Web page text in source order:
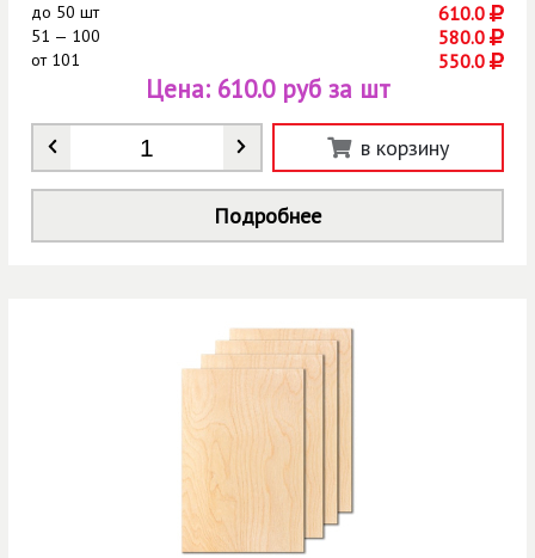
до 50 шт 610.0
51 — 100 580.0
от101 550.0
Количество
Цена: 610.0 руб за шт
в корзину
Подробнее